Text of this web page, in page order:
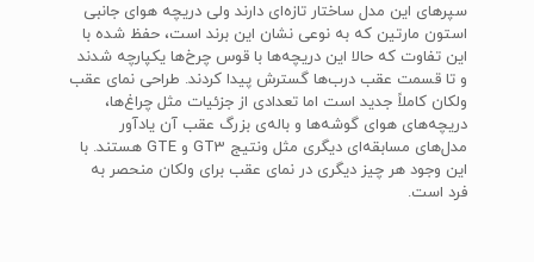
سپرهای این مدل ساختار تازه‌ای دارند ولی دریچه هوای جانبی
استون مارتین که به نوعی نشان این برند است، حفظ شده با
این تفاوت که حالا این دریچه‌ها با قوس چرخ‌ها یکپارچه شدند
و تا قسمت عقب درب‌ها گسترش پیدا کردند. طراحی نمای عقب
ولکان کاملاً جدید است اما تعدادی از جزئیات مثل چراغ‌ها،
دریچه‌های هوای گوشه‌ها و باله‌ی بزرگ عقب آن یادآور
مدل‌های مسابقه‌ای دیگری مثل ونتیج GT3 و GTE هستند. با
این وجود هر چیز دیگری در نمای عقب برای ولکان منحصر به
فرد است.